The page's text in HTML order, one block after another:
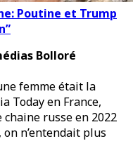
Poutine et Trump
Bolloré
femme était la
Today en France,
russe en 2022
on n’entendait plus